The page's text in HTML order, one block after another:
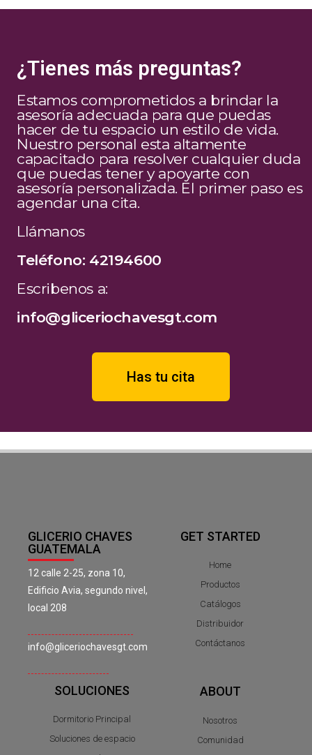
¿Tienes más preguntas?
Estamos comprometidos a brindar la
asesoría adecuada para que puedas
hacer de tu espacio un estilo de vida.
Nuestro personal esta altamente
capacitado para resolver cualquier duda
que puedas tener y apoyarte con
asesoría personalizada. El primer paso es
agendar una cita.
Llámanos
Teléfono: 42194600
Escribenos a:
info@gliceriochavesgt.com
Has tu cita
GLICERIO CHAVES
GUATEMALA
12 calle 2-25, zona 10,
Edificio Avia, segundo nivel,
local 208
info@gliceriochavesgt.com
GET STARTED
Home
Productos
Catálogos
Distribuidor
Contáctanos
SOLUCIONES
Dormitorio Principal
Soluciones de espacio
ABOUT
Nosotros
Comunidad